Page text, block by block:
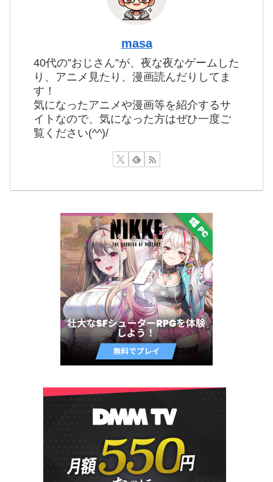
masa
40代の”おじさん”が、夜な夜なゲームした
り、アニメ見たり、漫画読んだりしてま
す！
気になったアニメや漫画等を紹介するサ
イトなので、気になった方はぜひ一度ご
覧ください(^^)/